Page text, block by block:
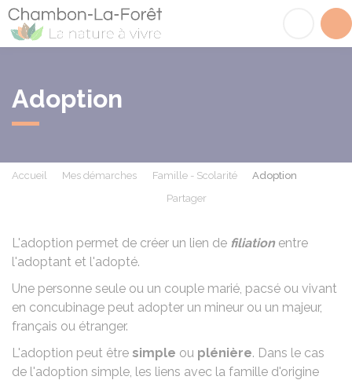
Adoption
Accueil Mes démarches Famille - Scolarité
Adoption
Partager
L'adoption permet de créer un lien de filiationentre
l'adoptant et l'adopté.
Une personne seule ou un couple marié, pacsé ou vivant
en concubinage peut adopter un mineur ou un majeur,
français ou étranger.
L'adoption peut être simple ou plénière. Dans le cas
de l'adoption simple, les liens avec la famille d'origine